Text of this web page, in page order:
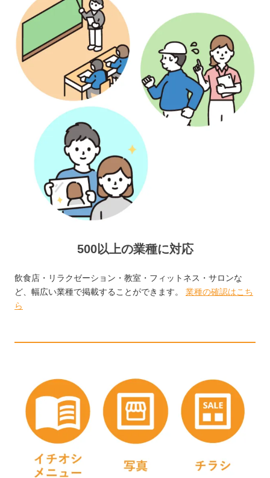
500以上の業種に対応
飲食店・リラクゼーション・教室・フィットネス・サロンな
ど、幅広い業種で掲載することができます。 業種の確認はこち
ら